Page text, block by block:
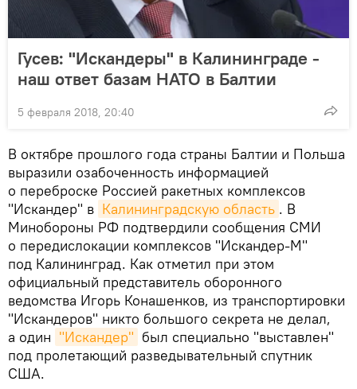
Гусев: "Искандеры" в Калининграде -
наш ответ базам НАТО в Балтии
5 февраля 2018, 20:40
В октябре прошлого года страны Балтии и Польша
выразили озабоченность информацией
о переброске Россией ракетных комплексов
"Искандер" в Калининградскую область . В
Минобороны РФ подтвердили сообщения СМИ
о передислокации комплексов "Искандер-М"
под Калининград. Как отметил при этом
официальный представитель оборонного
ведомства Игорь Конашенков, из транспортировки
"Искандеров" никто большого секрета не делал,
а один "Искандер" был специально "выставлен"
под пролетающий разведывательный спутник
США.